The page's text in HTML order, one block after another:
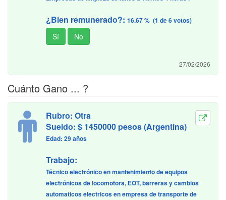
¿Bien remunerado?: 16.67 % (1 de 6 votos)
27/02/2026
Cuánto Gano ... ?
Rubro: Otra
Sueldo: $ 1450000 pesos (Argentina)
Edad: 29 años
Trabajo:
Técnico electrónico en mantenimiento de equipos
electrónicos de locomotora, EOT, barreras y cambios
automaticos electricos en empresa de transporte de